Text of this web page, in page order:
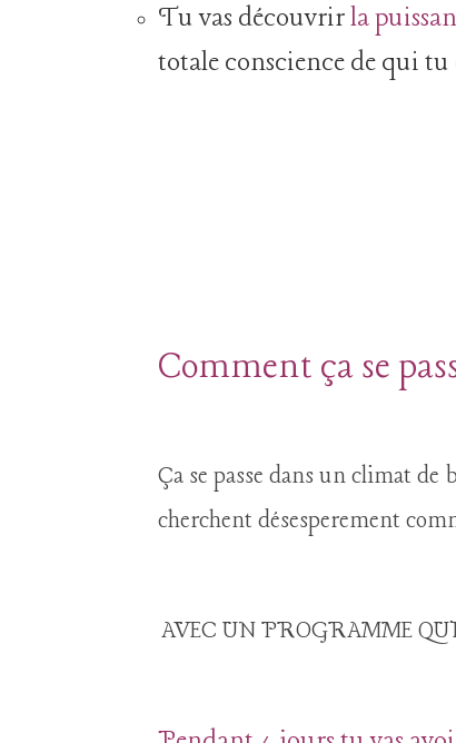
Tu vas découvrirla
totale conscience de qui tu
Comment ça se
Ça se passe dans un climat
cherchent désesperement
AVEC UN PROGRAMME